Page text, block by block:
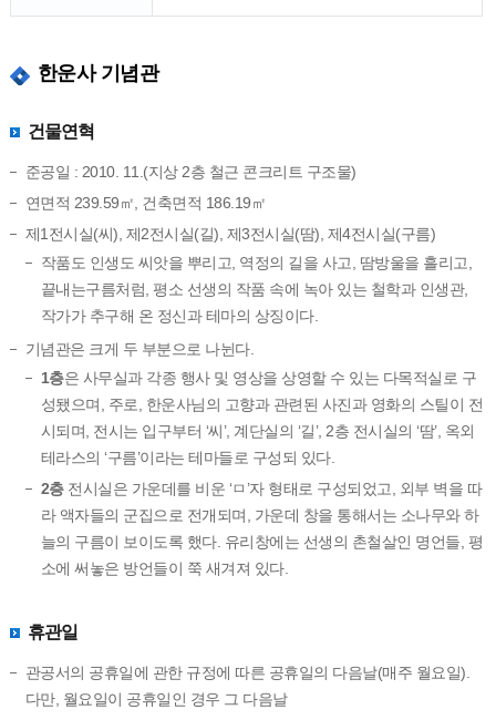
한운사 기념관
건물연혁
준공일 : 2010. 11.(지상 2층 철근 콘크리트 구조물)
연면적 239.59㎡, 건축면적 186.19㎡
제1전시실(씨), 제2전시실(길), 제3전시실(땀), 제4전시실(구름)
작품도 인생도 씨앗을 뿌리고, 역정의 길을 사고, 땀방울을 흘리고,
끝내는구름처럼, 평소 선생의 작품 속에 녹아 있는 철학과 인생관,
작가가 추구해 온 정신과 테마의 상징이다.
기념관은 크게 두 부분으로 나뉜다.
1층은 사무실과 각종 행사 및 영상을 상영할 수 있는 다목적실로 구
성됐으며, 주로, 한운사님의 고향과 관련된 사진과 영화의 스틸이 전
시되며, 전시는 입구부터 ‘씨’, 계단실의 ‘길’, 2층 전시실의 ‘땀’, 옥외
테라스의 ‘구름’이라는 테마들로 구성되 있다.
2층전시실은 가운데를 비운 ‘ㅁ’자 형태로 구성되었고, 외부 벽을 따
라 액자들의 군집으로 전개되며, 가운데 창을 통해서는 소나무와 하
늘의 구름이 보이도록 했다. 유리창에는 선생의 촌철살인 명언들, 평
소에 써놓은 방언들이 쭉 새겨져 있다.
휴관일
관공서의 공휴일에 관한 규정에 따른 공휴일의 다음날(매주 월요일).
다만, 월요일이 공휴일인 경우 그 다음날